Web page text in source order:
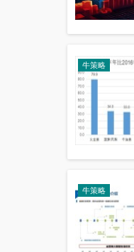
牛策略
牛策略